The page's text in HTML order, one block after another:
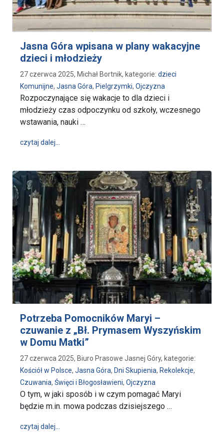
Jasna Góra wpisana w plany wakacyjne
dzieci i młodzieży
27 czerwca 2025, Michał Bortnik, kategorie: dzieci
Komunijne, Jasna Góra, Pielgrzymki, Ojczyzna
Rozpoczynające się wakacje to dla dzieci i
młodzieży czas odpoczynku od szkoły, wczesnego
wstawania, nauki …
czytaj dalej…
Potrzeba Pomocników Maryi –
czuwanie z „Bł. Prymasem Wyszyńskim
w Domu Matki”
27 czerwca 2025, Biuro Prasowe Jasnej Góry, kategorie:
Kościół w Polsce, Jasna Góra, Dni Skupienia, Rekolekcje,
Czuwania, Święci i Błogosławieni, Ojczyzna
O tym, w jaki sposób i w czym pomagać Maryi
będzie m.in. mowa podczas dzisiejszego …
czytaj dalej…